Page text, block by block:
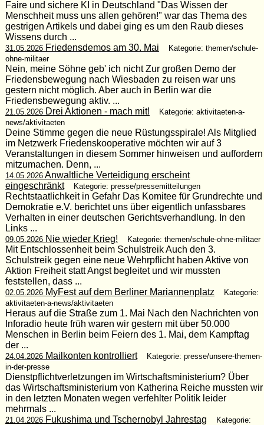
Faire und sichere KI in Deutschland "Das Wissen der
Menschheit muss uns allen gehören!" war das Thema des
gestrigen Artikels und dabei ging es um den Raub dieses
Wissens durch ...
31.05.2026Friedensdemos am 30. Mai
Kategorie: themen/schule-
ohne-militaer
Nein, meine Söhne geb' ich nicht Zur großen Demo der
Friedensbewegung nach Wiesbaden zu reisen war uns
gestern nicht möglich. Aber auch in Berlin war die
Friedensbewegung aktiv. ...
21.05.2026Drei Aktionen - mach mit!
Kategorie: aktivitaeten-a-
news/aktivitaeten
Deine Stimme gegen die neue Rüstungsspirale! Als Mitglied
im Netzwerk Friedenskooperative möchten wir auf 3
Veranstaltungen in diesem Sommer hinweisen und auffordern
mitzumachen. Denn, ...
14.05.2026Anwaltliche Verteidigung erscheint
eingeschränkt
Kategorie: presse/pressemitteilungen
Rechtstaatlichkeit in Gefahr Das Komitee für Grundrechte und
Demokratie e.V. berichtet uns über eigentlich unfassbares
Verhalten in einer deutschen Gerichtsverhandlung. In den
Links ...
09.05.2026Nie wieder Krieg! Kategorie: themen/schule-ohne-militaer
Mit Entschlossenheit beim Schulstreik Auch den 3.
Schulstreik gegen eine neue Wehrpflicht haben Aktive von
Aktion Freiheit statt Angst begleitet und wir mussten
feststellen, dass ...
02.05.2026MyFest auf dem Berliner Mariannenplatz
Kategorie:
aktivitaeten-a-news/aktivitaeten
Heraus auf die Straße zum 1. Mai Nach den Nachrichten von
Inforadio heute früh waren wir gestern mit über 50.000
Menschen in Berlin beim Feiern des 1. Mai, dem Kampftag
der ...
24.04.2026Mailkonten kontrolliert
Kategorie: presse/unsere-themen-
in-der-presse
Dienstpflichtverletzungen im Wirtschaftsministerium? Über
das Wirtschaftsministerium von Katherina Reiche mussten wir
in den letzten Monaten wegen verfehlter Politik leider
mehrmals ...
21.04.2026Fukushima und Tschernobyl Jahrestag
Kategorie: